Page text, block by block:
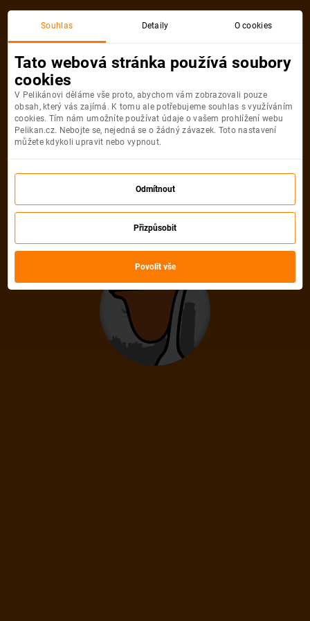
Souhlas Detaily O cookies
Tato webová stránka používá soubory
cookies
V Pelikánovi děláme vše proto, abychom vám zobrazovali pouze
obsah, který vás zajímá. K tomu ale potřebujeme souhlas s využíváním
cookies. Tím nám umožníte používat údaje o vašem prohlížení webu
Pelikan.cz. Nebojte se, nejedná se o žádný závazek. Toto nastavení
můžete kdykoli upravit nebo vypnout.
Odmítnout
Přizpůsobit
Povolit vše